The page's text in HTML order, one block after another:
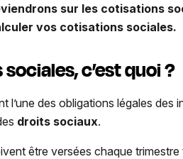
sur les cotisations
vos cotisations sociales.
c’est quoi ?
l’une des obligations légales des
droits sociaux.
être versées chaque trimestre